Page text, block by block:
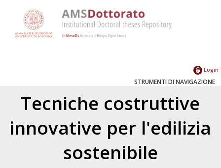
Login
STRUMENTI DI NAVIGAZIONE
Tecniche costruttive
innovative per l'edilizia
sostenibile